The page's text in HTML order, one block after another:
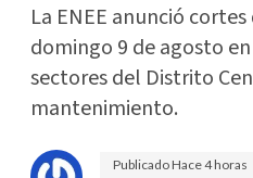
La ENEE anunció
domingo 9 de agosto
sectores del Distrito
mantenimiento.
PublicadoHace 4 horas